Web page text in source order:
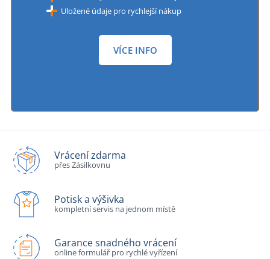
Uložené údaje pro rychlejší nákup
VÍCE INFO
Vrácení zdarma
přes Zásilkovnu
Potisk a výšivka
kompletní servis na jednom místě
Garance snadného vrácení
online formulář pro rychlé vyřízení